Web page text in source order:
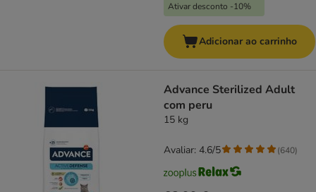
Ativar desconto -10%
Adicionar ao carrinho
Advance Sterilized Adult
com peru
15 kg
Avaliar: 4.6/5 (640)